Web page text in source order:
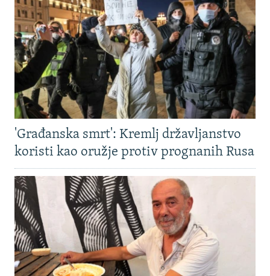
'Građanska smrt': Kremlj državljanstvo
koristi kao oružje protiv prognanih Rusa